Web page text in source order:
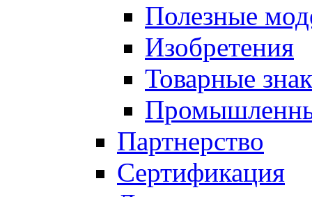
Полезные
Изобретения
Товарные
Партнерство
Сертификация